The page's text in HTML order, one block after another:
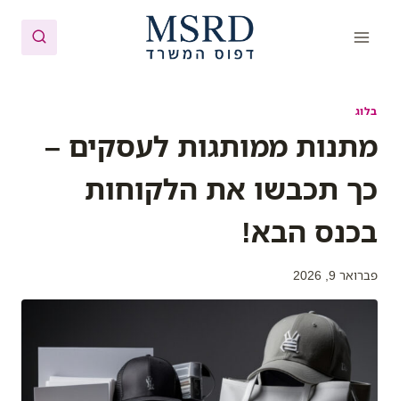
בלוג
מתנות ממותגות לעסקים –
כך תכבשו את הלקוחות
בכנס הבא!
פברואר 9, 2026